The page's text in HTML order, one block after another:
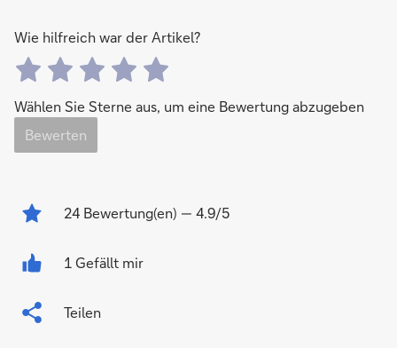
Wie hilfreich war der Artikel?
Wählen Sie Sterne aus, um eine Bewertung abzugeben
Bewerten
24 Bewertung(en) — 4.9/5
1 Gefällt mir
Teilen